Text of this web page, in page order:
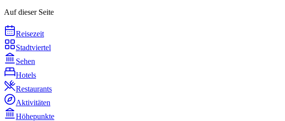
Auf dieser Seite
Reisezeit
Stadtviertel
Sehen
Hotels
Restaurants
Aktivitäten
Höhepunkte